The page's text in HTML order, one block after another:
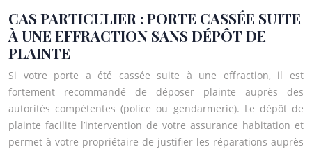
CAS PARTICULIER : PORTE CASSÉE SUITE
À UNE EFFRACTION SANS DÉPÔT DE
PLAINTE
Si votre porte a été cassée suite à une effraction, il est
fortement recommandé de déposer plainte auprès des
autorités compétentes (police ou gendarmerie). Le dépôt de
plainte facilite l’intervention de votre assurance habitation et
permet à votre propriétaire de justifier les réparations auprès